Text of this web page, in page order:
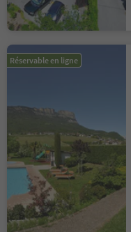
Réservable en ligne